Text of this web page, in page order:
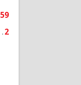
59
2